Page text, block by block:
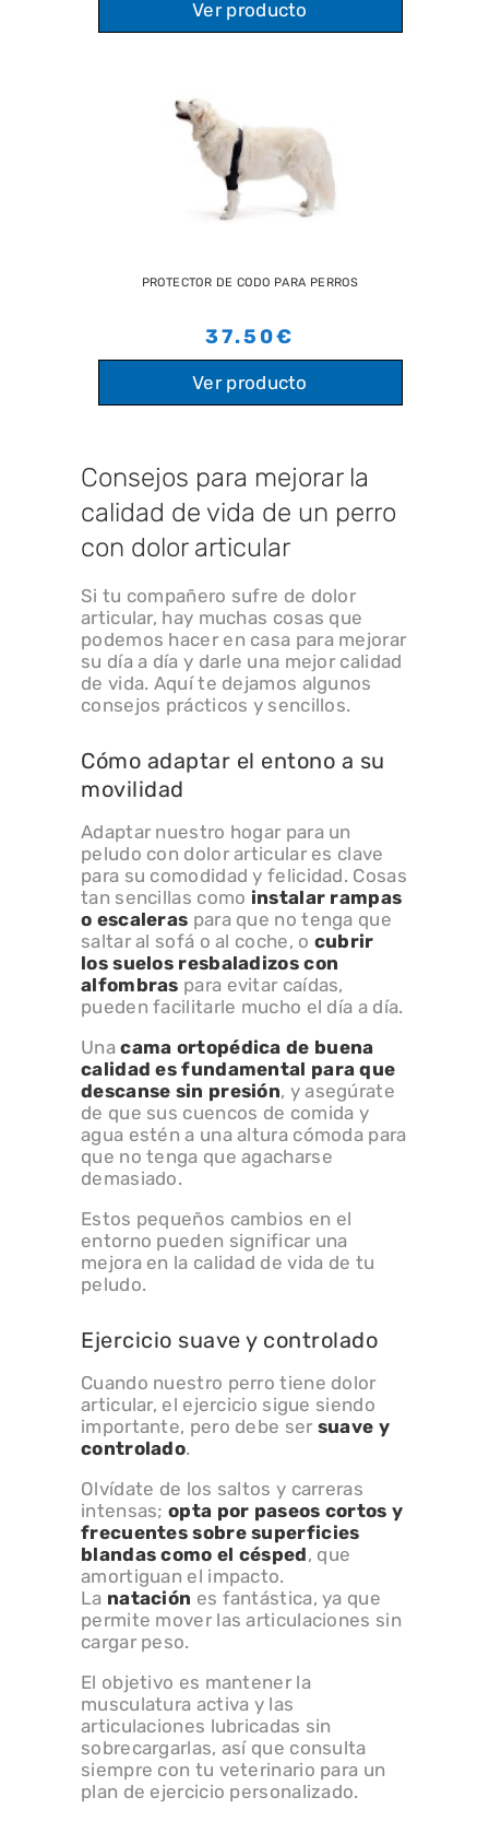
Ver producto
PROTECTOR DE CODO PARA PERROS
37.50€
Ver producto
Consejos para mejorar la
calidad de vida de un perro
con dolor articular
Si tu compañero sufre de dolor
articular, hay muchas cosas que
podemos hacer en casa para mejorar
su día a día y darle una mejor calidad
de vida. Aquí te dejamos algunos
consejos prácticos y sencillos.
Cómo adaptar el entono a su
movilidad
Adaptar nuestro hogar para un
peludo con dolor articular es clave
para su comodidad y felicidad. Cosas
tan sencillas como instalar rampas
o escaleras para que no tenga que
saltar al sofá o al coche, o cubrir
los suelos resbaladizos con
alfombras para evitar caídas,
pueden facilitarle mucho el día a día.
Unacama ortopédica de buena
calidad es fundamental para que
descanse sin presión, y asegúrate
de que sus cuencos de comida y
agua estén a una altura cómoda para
que no tenga que agacharse
demasiado.
Estos pequeños cambios en el
entorno pueden significar una
mejora en la calidad de vida de tu
peludo.
Ejercicio suave y controlado
Cuando nuestro perro tiene dolor
articular, el ejercicio sigue siendo
importante, pero debe ser suave y
controlado.
Olvídate de los saltos y carreras
intensas;opta por paseos cortos y
frecuentes sobre superficies
blandas como el césped, que
amortiguan el impacto.
La natación es fantástica, ya que
permite mover las articulaciones sin
cargar peso.
El objetivo es mantener la
musculatura activa y las
articulaciones lubricadas sin
sobrecargarlas, así que consulta
siempre con tu veterinario para un
plan de ejercicio personalizado.